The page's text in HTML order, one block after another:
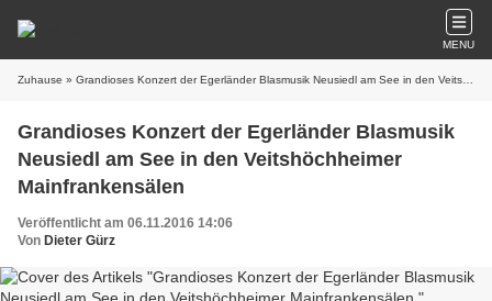
MENU
Zuhause » Grandioses Konzert der Egerländer Blasmusik Neusiedl am See in den Veitshöchheimer Mainfrankensälen
Grandioses Konzert der Egerländer Blasmusik
Neusiedl am See in den Veitshöchheimer
Mainfrankensälen
Veröffentlicht am 06.11.2016 14:06
Von Dieter Gürz